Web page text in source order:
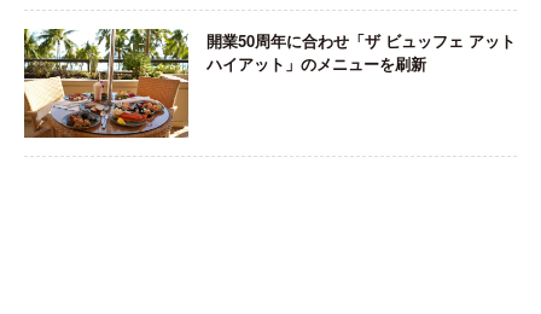
開業50周年に合わせ「ザ ビュッフェ アット
ハイアット」のメニューを刷新